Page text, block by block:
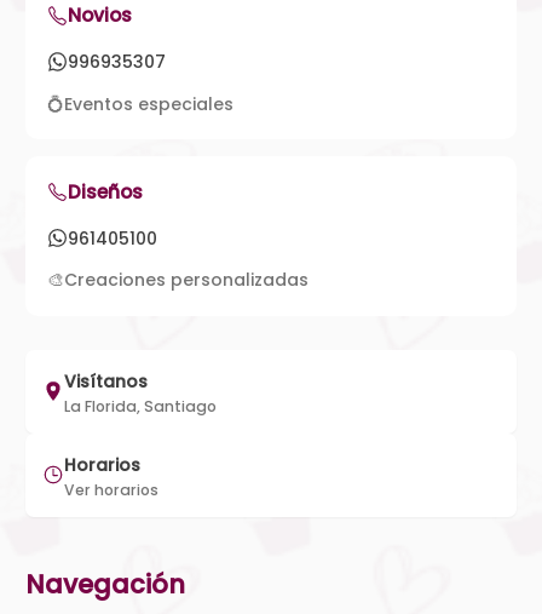
Novios
996935307
💍Eventos especiales
Diseños
961405100
🎨Creaciones personalizadas
Visítanos
La Florida, Santiago
Horarios
Ver horarios
Navegación